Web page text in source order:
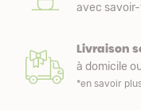
avec
Livraison
à domicile
*en savoir